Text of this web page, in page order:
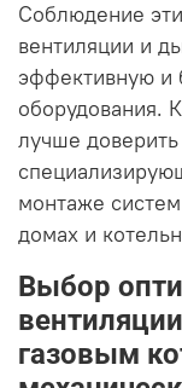
Соблюдение
вентиляции и
эффективную и
оборудования.
лучше
монтаже систем
домах и
Выбор
газовым